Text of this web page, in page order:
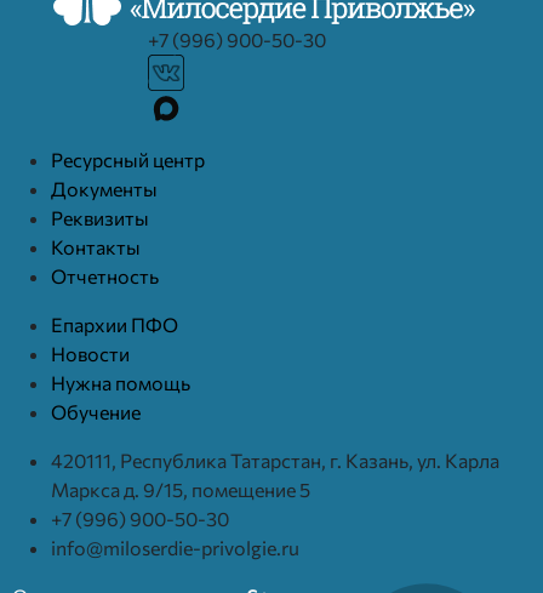
+7 (996) 900-50-30
Ресурcный центр
Документы
Реквизиты
Контакты
Отчетность
Епархии ПФО
Новости
Нужна помощь
Обучение
420111, Республика Татарстан, г. Казань, ул. Карла
Маркса д. 9/15, помещение 5
+7 (996) 900-50-30
info@miloserdie-privolgie.ru